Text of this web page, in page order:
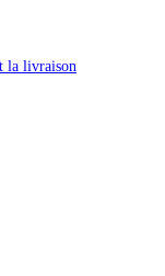
la livraison